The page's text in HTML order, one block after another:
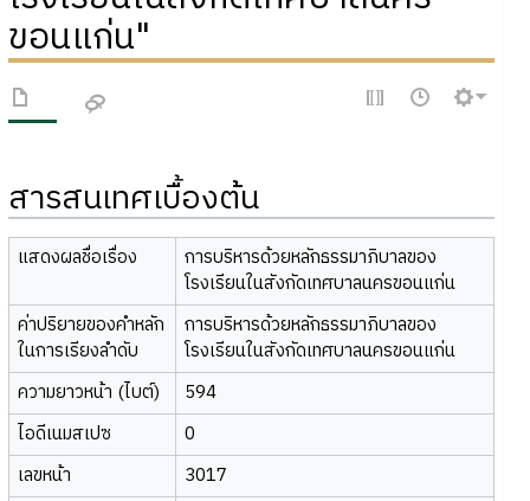
ขอนแก่น"
สารสนเทศเบื้องต้น
แสดงผลชื่อเรื่อง
การบริหารด้วยหลักธรรมาภิบาลของ
โรงเรียนในสังกัดเทศบาลนครขอนแก่น
ค่าปริยายของคำหลัก
ในการเรียงลำดับ
การบริหารด้วยหลักธรรมาภิบาลของ
โรงเรียนในสังกัดเทศบาลนครขอนแก่น
ความยาวหน้า (ไบต์)
594
ไอดีเนมสเปซ
0
เลขหน้า
3017